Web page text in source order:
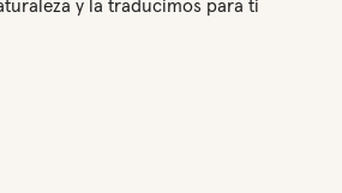
y la traducimos para ti